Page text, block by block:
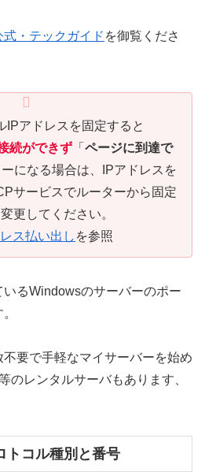
・テックガイド を御覧くださ
IPアドレスを固定すると
続ができず 「 ページに到達で
ーになる場合は、IPアドレスを
サービスでルーターから固定
更してください。
ス払い出し を参照
るWindowsのサーバーのポー
要で手軽なマイサーバーを始め
のレンタルサーバもあります、
トコル種別と番号